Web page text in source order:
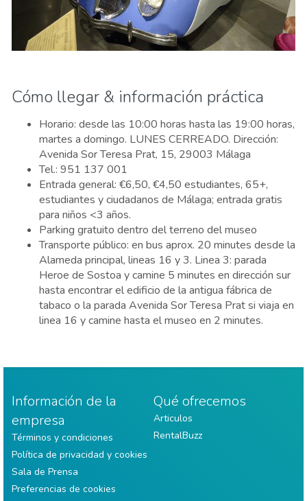
Cómo llegar & información práctica
Horario: desde las 10:00 horas hasta las 19:00 horas,
martes a domingo. LUNES CERREADO. Dirección:
Avenida Sor Teresa Prat, 15, 29003 Málaga
Tel.: 951 137 001
Entrada general: €6,50, €4,50 estudiantes, 65+,
estudiantes y ciudadanos de Málaga; entrada gratis
para niños <3 años.
Parking gratuito dentro del terreno del museo
Transporte público: en bus aprox. 20 minutes desde la
Alameda principal, lineas 16 y 3. Linea 3: parada
Heroe de Sostoa y camine 5 minutes en dirección sur
hasta encontrar el edificio de la antigua fábrica de
tabaco o la parada Avenida Sor Teresa Prat si viaja en
linea 16 y camine hasta el museo en 2 minutes.
Información de la
empresa
Términos y condiciones
Política de privacidad y cookies
Sala de Prensa
Preferencias de cookies
Qué ofrecemos
Articulos
RentalBuzz